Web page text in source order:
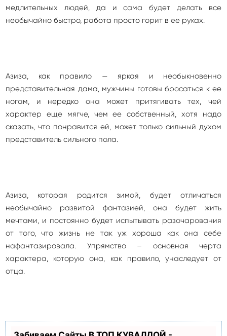
медлительных людей, да и сама будет делать все
необычайно быстро, работа просто горит в ее руках.
Азиза, как правило — яркая и необыкновенно
представительная дама, мужчины готовы бросаться к ее
ногам, и нередко она может притягивать тех, чей
характер еще мягче, чем ее собственный, хотя надо
сказать, что понравится ей, может только сильный духом
представитель сильного пола.
Азиза, которая родится зимой, будет отличаться
необычайно развитой фантазией, она будет жить
мечтами, и постоянно будет испытывать разочарования
от того, что жизнь не так уж хороша как она себе
нафантазировала. Упрямство – основная черта
характера, которую она, как правило, унаследует от
отца.